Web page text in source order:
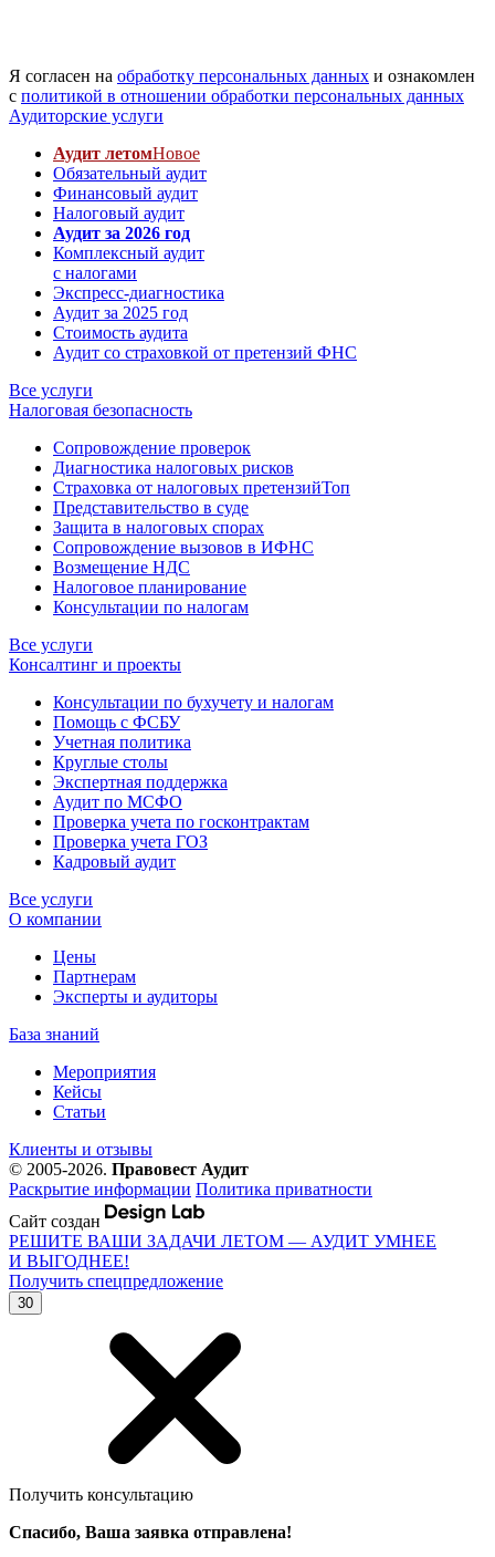
Я согласен на обработку персональных данных и ознакомлен
с политикой в отношении обработки персональных данных
Аудиторские услуги
Аудит летомНовое
Обязательный аудит
Финансовый аудит
Налоговый аудит
Аудит за 2026 год
Комплексный аудит
с налогами
Экспресс-диагностика
Аудит за 2025 год
Стоимость аудита
Аудит со страховкой от претензий ФНС
Все услуги
Налоговая безопасность
Сопровождение проверок
Диагностика налоговых рисков
Страховка от налоговых претензийТоп
Представительство в суде
Защита в налоговых спорах
Сопровождение вызовов в ИФНС
Возмещение НДС
Налоговое планирование
Консультации по налогам
Все услуги
Консалтинг и проекты
Консультации по бухучету и налогам
Помощь с ФСБУ
Учетная политика
Круглые столы
Экспертная поддержка
Аудит по МСФО
Проверка учета по госконтрактам
Проверка учета ГОЗ
Кадровый аудит
Все услуги
О компании
Цены
Партнерам
Эксперты и аудиторы
База знаний
Мероприятия
Кейсы
Статьи
Клиенты и отзывы
© 2005-2026. Правовест Аудит
Раскрытие информации Политика приватности
Сайт создан
РЕШИТЕ ВАШИ ЗАДАЧИ ЛЕТОМ — АУДИТ УМНЕЕ
И ВЫГОДНЕЕ!
Получить спецпредложение
30
Получить консультацию
Спасибо, Ваша заявка отправлена!